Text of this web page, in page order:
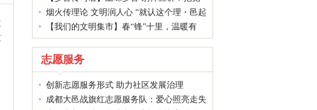
的声音送到群众心坎上
烟火传理论 文明润人心 “就认这个理・邑起
文明吧” 首场宣讲活动走进大邑街头
【我们的文明集市】春“锋”十里，温暖有
志愿服务
创新志愿服务形式 助力社区发展治理
成都大邑战旗红志愿服务队：爱心照亮走失